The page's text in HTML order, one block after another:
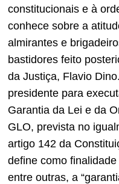
constitucionais e à
conhece sobre a
almirantes e
bastidores feito
da Justiça, Flavio
presidente para
Garantia da Lei e da
GLO, prevista no
artigo 142 da
define como
entre outras, a